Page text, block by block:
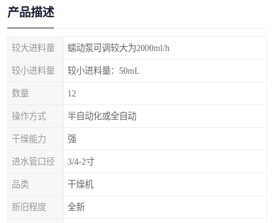
产品描述
较大进料量 蠕动泵可调较大为2000ml/h
较小进料量 较小进料量：50mL
数量 12
操作方式 半自动化或全自动
干燥能力 强
进水管口径 3/4-2寸
品类 干燥机
新旧程度 全新